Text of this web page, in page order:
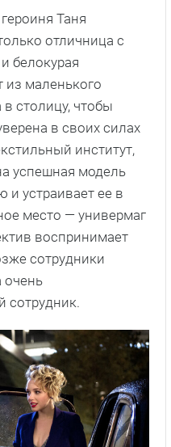
Таня
отличница с
белокурая
из маленького
столицу, чтобы
в своих силах
институт,
успешная модель
и устраивает ее в
место — универмаг
воспринимает
сотрудники
очень
сотрудник.